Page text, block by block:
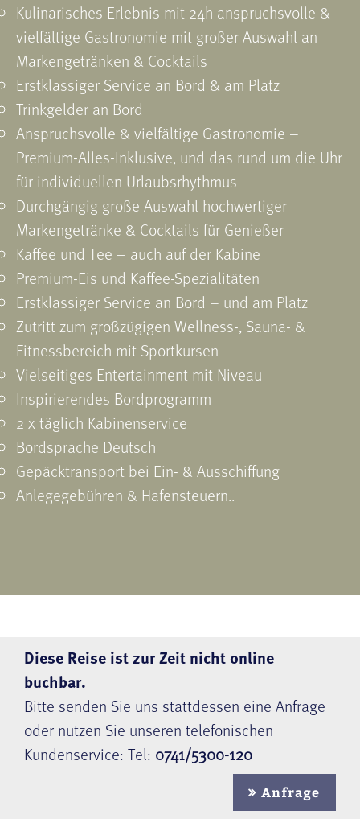
Kulinarisches Erlebnis mit 24h anspruchsvolle &
vielfältige Gastronomie mit großer Auswahl an
Markengetränken & Cocktails
Erstklassiger Service an Bord & am Platz
Trinkgelder an Bord
Anspruchsvolle & vielfältige Gastronomie –
Premium-Alles-Inklusive, und das rund um die Uhr
für individuellen Urlaubsrhythmus
Durchgängig große Auswahl hochwertiger
Markengetränke & Cocktails für Genießer
Kaffee und Tee – auch auf der Kabine
Premium-Eis und Kaffee-Spezialitäten
Erstklassiger Service an Bord – und am Platz
Zutritt zum großzügigen Wellness-, Sauna- &
Fitnessbereich mit Sportkursen
Vielseitiges Entertainment mit Niveau
Inspirierendes Bordprogramm
2 x täglich Kabinenservice
Bordsprache Deutsch
Gepäcktransport bei Ein- & Ausschiffung
Anlegegebühren & Hafensteuern..
Diese Reise ist zur Zeit nicht online
buchbar.
Bitte senden Sie uns stattdessen eine Anfrage
oder nutzen Sie unseren telefonischen
Kundenservice: Tel: 0741/5300-120
Anfrage